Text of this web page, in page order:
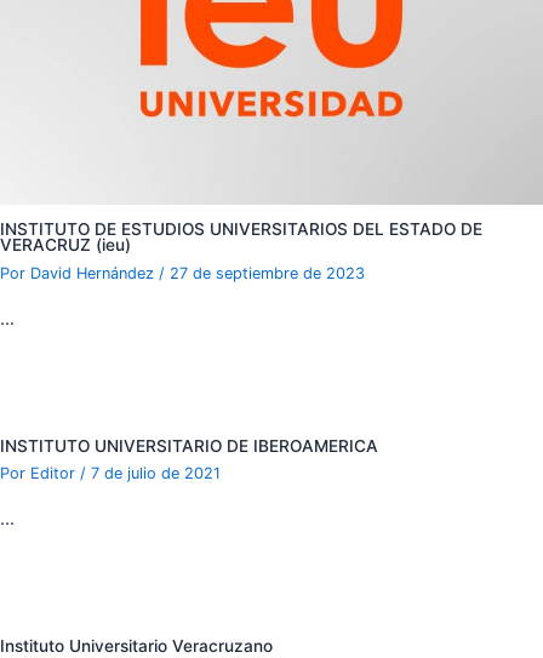
INSTITUTO DE ESTUDIOS UNIVERSITARIOS DEL ESTADO DE
VERACRUZ (ieu)
Por David Hernández / 27 de septiembre de 2023
…
INSTITUTO UNIVERSITARIO DE IBEROAMERICA
Por Editor / 7 de julio de 2021
…
Instituto Universitario Veracruzano